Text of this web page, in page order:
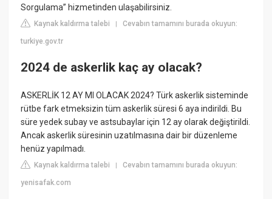
Sorgulama” hizmetinden ulaşabilirsiniz.
Kaynak kaldırma talebi |Cevabın tamamını burada okuyun:
turkiye.gov.tr
2024 de askerlik kaç ay olacak?
ASKERLİK 12 AY MI OLACAK 2024? Türk askerlik sisteminde
rütbe fark etmeksizin tüm askerlik süresi 6 aya indirildi. Bu
süre yedek subay ve astsubaylar için 12 ay olarak değiştirildi.
Ancak askerlik süresinin uzatılmasına dair bir düzenleme
henüz yapılmadı.
Kaynak kaldırma talebi |Cevabın tamamını burada okuyun:
yenisafak.com